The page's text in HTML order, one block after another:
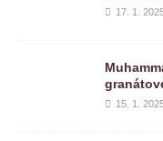
17. 1.
15. 1.